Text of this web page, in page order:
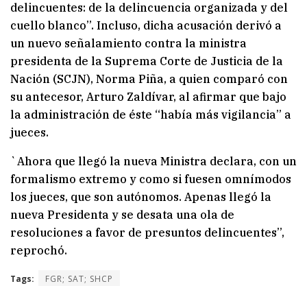
delincuentes: de la delincuencia organizada y del
cuello blanco”. Incluso, dicha acusación derivó a
un nuevo señalamiento contra la ministra
presidenta de la Suprema Corte de Justicia de la
Nación (SCJN), Norma Piña, a quien comparó con
su antecesor, Arturo Zaldívar, al afirmar que bajo
la administración de éste “había más vigilancia” a
jueces.
`Ahora que llegó la nueva Ministra declara, con un
formalismo extremo y como si fuesen omnímodos
los jueces, que son autónomos. Apenas llegó la
nueva Presidenta y se desata una ola de
resoluciones a favor de presuntos delincuentes”,
reprochó.
Tags: FGR; SAT; SHCP